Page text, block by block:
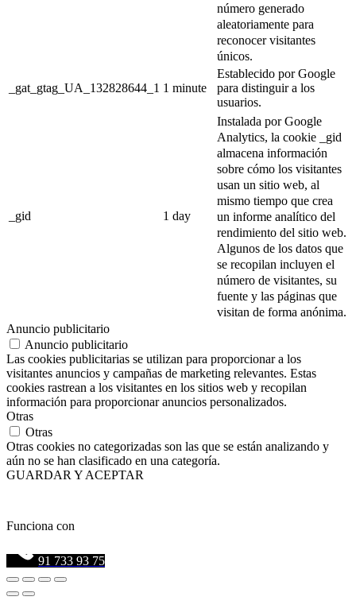
número generado
aleatoriamente para
reconocer visitantes
únicos.
_gat_gtag_UA_132828644_1 1 minute
Establecido por Google
para distinguir a los
usuarios.
_gid 1 day
Instalada por Google
Analytics, la cookie _gid
almacena información
sobre cómo los visitantes
usan un sitio web, al
mismo tiempo que crea
un informe analítico del
rendimiento del sitio web.
Algunos de los datos que
se recopilan incluyen el
número de visitantes, su
fuente y las páginas que
visitan de forma anónima.
Anuncio publicitario
Anuncio publicitario
Las cookies publicitarias se utilizan para proporcionar a los
visitantes anuncios y campañas de marketing relevantes. Estas
cookies rastrean a los visitantes en los sitios web y recopilan
información para proporcionar anuncios personalizados.
Otras
Otras
Otras cookies no categorizadas son las que se están analizando y
aún no se han clasificado en una categoría.
GUARDAR Y ACEPTAR
Funciona con
91 733 93 75